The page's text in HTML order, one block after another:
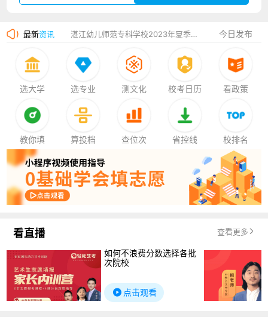
最新资讯 湛江幼儿师范专科学校2023年夏季高考招生简章
香港中文大学（深圳）2023年夏季高考招生简章
今日发布
选大学 选专业 测文化 校考日历 看政策
教你填 算投档 查位次 省控线 校排名
看直播 查看更多
如何不浪费分数选择各批
次院校
点击观看